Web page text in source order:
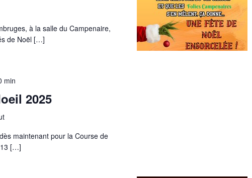
à la salle du Campenaire,
de Noël […]
min
2025
maintenant pour la Course de
13 […]